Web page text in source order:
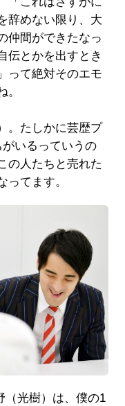
辞めない限り、大
仲間ができたなっ
伝とかを出すとき
って絶対そのエモ
。たしかに芸歴プ
いるっていうの
の人たちと売れた
ってます。
（光樹）は、僕の1